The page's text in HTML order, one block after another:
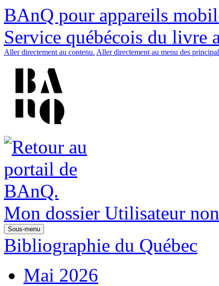
BAnQ pour appareils
Service québécois du livre
Aller directement au contenu. Aller directement au menu des
Mon dossier Utilisateur
Sous-menu
Bibliographie du Québec
Mai 2026